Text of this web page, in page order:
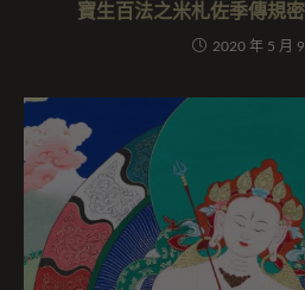
寶生百法之米札佐季傳規
2020 年 5 月 9